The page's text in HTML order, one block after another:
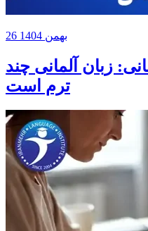
26 بهمن 1404
زبان آلمانی چند
ترم است